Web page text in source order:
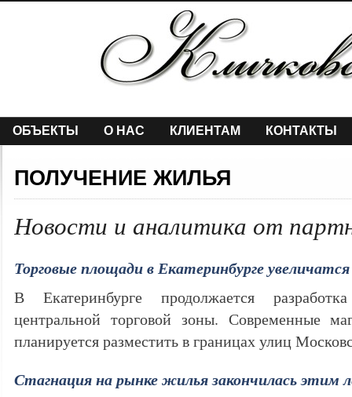
ОБЪЕКТЫ О НАС КЛИЕНТАМ КОНТАКТЫ
ПОЛУЧЕНИЕ ЖИЛЬЯ
Новости и аналитика от
Торговые площади в Екатеринбурге увеличатся
В Екатеринбурге продолжается
центральной торговой зоны. Современные
планируется разместить в границах улиц
Стагнация на рынке жилья закончилась этим